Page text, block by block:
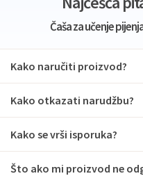
Čaša za učenje
Kako naručiti proizvod?
Kako otkazati narudžbu?
Kako se vrši isporuka?
Što ako mi proizvod ne